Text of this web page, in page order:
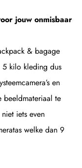
jouw onmisbaar
& bagage
5 kilo kleding dus
en
beeldmateriaal te
iets even
welke dan 9